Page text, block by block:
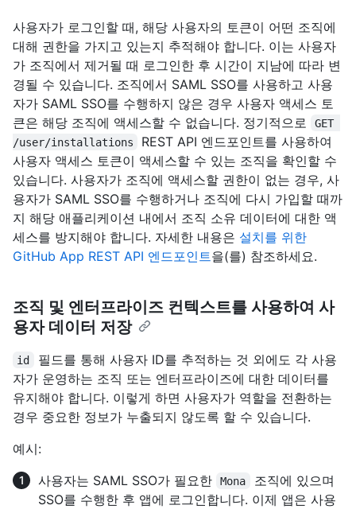
사용자가 로그인할 때, 해당 사용자의 토큰이 어떤 조직에
대해 권한을 가지고 있는지 추적해야 합니다. 이는 사용자
가 조직에서 제거될 때 로그인한 후 시간이 지남에 따라 변
경될 수 있습니다. 조직에서 SAML SSO를 사용하고 사용
자가 SAML SSO를 수행하지 않은 경우 사용자 액세스 토
큰은 해당 조직에 액세스할 수 없습니다. 정기적으로
GET
/user/installations
REST API 엔드포인트를 사용하여
사용자 액세스 토큰이 액세스할 수 있는 조직을 확인할 수
있습니다. 사용자가 조직에 액세스할 권한이 없는 경우, 사
용자가 SAML SSO를 수행하거나 조직에 다시 가입할 때까
지 해당 애플리케이션 내에서 조직 소유 데이터에 대한 액
세스를 방지해야 합니다. 자세한 내용은 설치를 위한
GitHub App REST API 엔드포인트을(를) 참조하세요.
조직 및 엔터프라이즈 컨텍스트를 사용하여 사
용자 데이터 저장
id
필드를 통해 사용자 ID를 추적하는 것 외에도 각 사용
자가 운영하는 조직 또는 엔터프라이즈에 대한 데이터를
유지해야 합니다. 이렇게 하면 사용자가 역할을 전환하는
경우 중요한 정보가 누출되지 않도록 할 수 있습니다.
예시:
사용자는 SAML SSO가 필요한
Mona
조직에 있으며
SSO를 수행한 후 앱에 로그인합니다. 이제 앱은 사용